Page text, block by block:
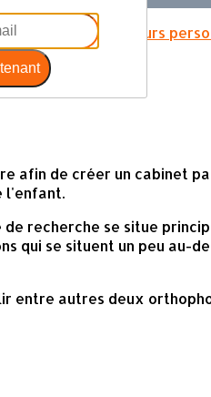
(HTA)
Parcours
afin de créer un cabinet
l'enfant.
recherche se situe
qui se situent un peu au-
entre autres deux